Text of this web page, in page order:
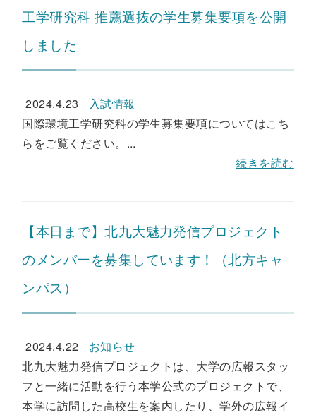
工学研究科 推薦選抜の学生募集要項を公開
しました
2024.4.23
入試情報
国際環境工学研究科の学生募集要項についてはこち
らをご覧ください。...
続きを読む
【本日まで】北九大魅力発信プロジェクト
のメンバーを募集しています！（北方キャ
ンパス）
2024.4.22
お知らせ
北九大魅力発信プロジェクトは、大学の広報スタッ
フと一緒に活動を行う本学公式のプロジェクトで、
本学に訪問した高校生を案内したり、学外の広報イ